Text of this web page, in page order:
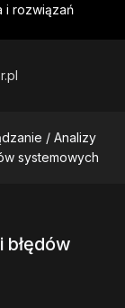
i rozwiązań
/ Analizy
systemowych